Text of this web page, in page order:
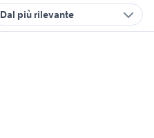
Dal più rilevante